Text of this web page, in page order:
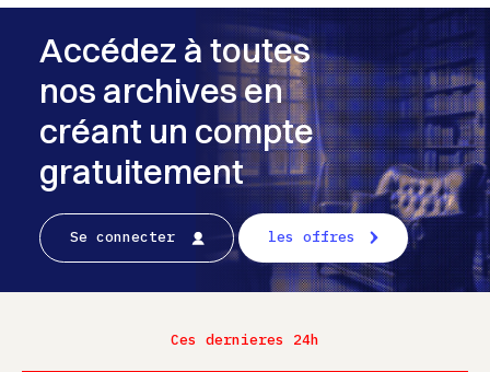
Accédez à toutes
nos archives en
créant un compte
gratuitement
Se connecter les offres
Ces dernieres 24h